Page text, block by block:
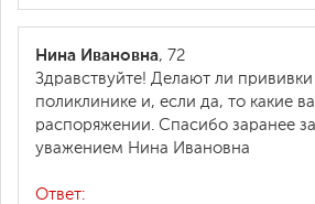
Нина Ивановна, 72
Здравствуйте! Делают ли
поликлинике и, если да, то какие
распоряжении. Спасибо заранее
уважением Нина Ивановна
Ответ: